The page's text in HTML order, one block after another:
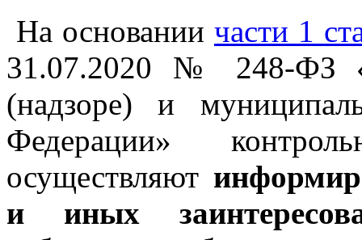
На основании части 1
31.07.2020 № 248-ФЗ
(надзоре) и
Федерации»
осуществляют
и иных